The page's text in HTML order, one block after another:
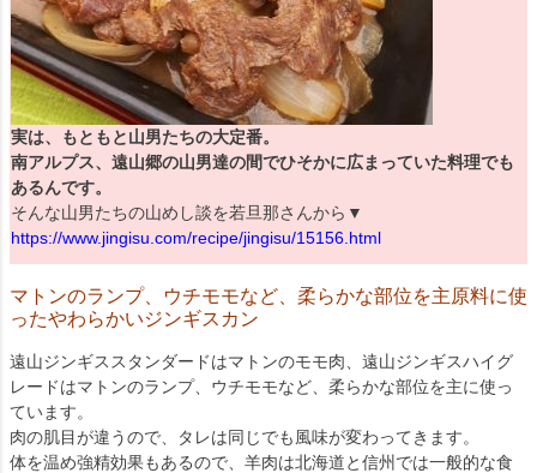
実は、もともと山男たちの大定番。
南アルプス、遠山郷の山男達の間でひそかに広まっていた料理でも
あるんです。
そんな山男たちの山めし談を若旦那さんから▼
https://www.jingisu.com/recipe/jingisu/15156.html
マトンのランプ、ウチモモなど、柔らかな部位を主原料に使
ったやわらかいジンギスカン
遠山ジンギススタンダードはマトンのモモ肉、遠山ジンギスハイグ
レードはマトンのランプ、ウチモモなど、柔らかな部位を主に使っ
ています。
肉の肌目が違うので、タレは同じでも風味が変わってきます。
体を温め強精効果もあるので、羊肉は北海道と信州では一般的な食